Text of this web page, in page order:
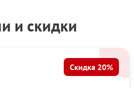
и скидки
Скидка 20%